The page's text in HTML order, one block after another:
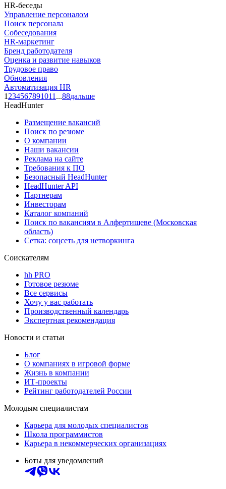
HR-беседы
Управление персоналом
Поиск персонала
Собеседования
HR-маркетинг
Бренд работодателя
Оценка и развитие навыков
Трудовое право
Обновления
Автоматизация HR
1 234567891011 ...88дальше
HeadHunter
Размещение вакансий
Поиск по резюме
О компании
Наши вакансии
Реклама на сайте
Требования к ПО
Безопасный HeadHunter
HeadHunter API
Партнерам
Инвесторам
Каталог компаний
Поиск по вакансиям в Алфертищеве (Московская
область)
Сетка: соцсеть для нетворкинга
Соискателям
hh PRO
Готовое резюме
Все сервисы
Хочу у вас работать
Производственный календарь
Экспертная рекомендация
Новости и статьи
Блог
О компаниях в игровой форме
Жизнь в компании
ИТ-проекты
Рейтинг работодателей России
Молодым специалистам
Карьера для молодых специалистов
Школа программистов
Карьера в некоммерческих организациях
Боты для уведомлений